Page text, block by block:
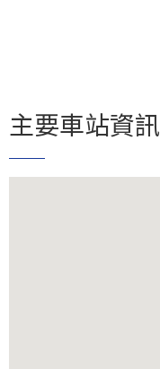
主要車站資訊